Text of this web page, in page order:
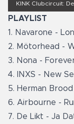
KINK Clubcircuit:
PLAYLIST
1. Navarone -
2. Mötorhead -
3. Nona -
4. INXS - New
5. Herman
6. Airbourne -
7. De Likt - Ja